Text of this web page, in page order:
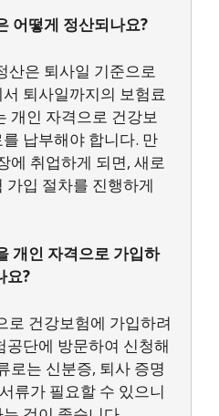
어떻게 정산되나요?
산은 퇴사일 기준으로
퇴사일까지의 보험료
개인 자격으로 건강보
납부해야 합니다. 만
에 취업하게 되면, 새로
가입 절차를 진행하게
개인 자격으로 가입하
요?
로 건강보험에 가입하려
공단에 방문하여 신청해
로는 신분증, 퇴사 증명
류가 필요할 수 있으니